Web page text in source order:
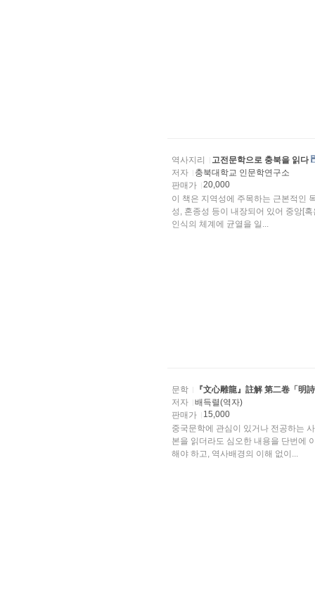
역사지리
고전문학으로 충북을 읽다
저자
충북대학교 인문학연구소
판매가
20,000
이 책은 지역성에 주목하는 근본적인
성, 혼종성 등이 내장되어 있어 중앙[
인식의 체계에 균열을 일...
문학
『文心雕龍』註解 第二卷「明
저자
배득렬(역자)
판매가
15,000
중국문학에 관심이 있거나 전공하는
본을 읽더라도 심오한 내용을 단번에
해야 하고, 역사배경의 이해 없이...